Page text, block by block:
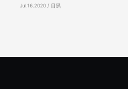
Jul.16.2020 / 目黒